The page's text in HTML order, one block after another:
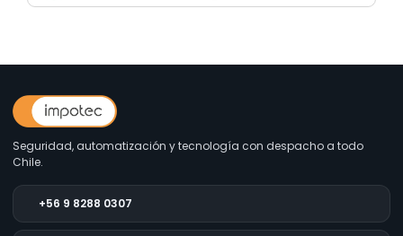
Seguridad, automatización y tecnología con despacho a todo
Chile.
+56 9 8288 0307